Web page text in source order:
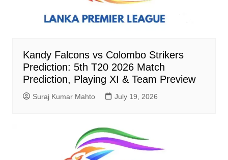
Kandy Falcons vs Colombo Strikers
Prediction: 5th T20 2026 Match
Prediction, Playing XI & Team Preview
Suraj Kumar Mahto July 19, 2026